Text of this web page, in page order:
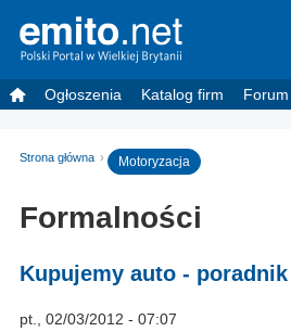
Ogłoszenia Katalog firm Forum
Strona główna Motoryzacja
Formalności
Kupujemy auto - poradnik
pt., 02/03/2012 - 07:07